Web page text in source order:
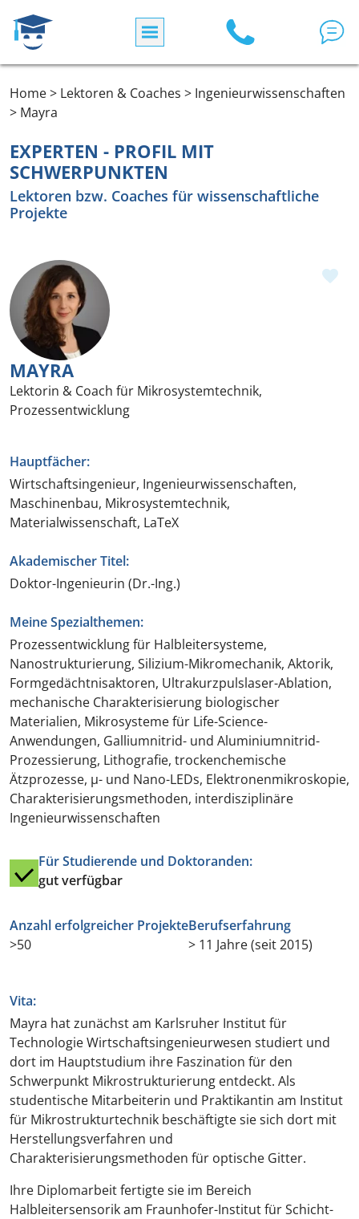
Home > Lektoren & Coaches > Ingenieurwissenschaften
> Mayra
EXPERTEN - PROFIL MIT
SCHWERPUNKTEN
Lektoren bzw. Coaches für wissenschaftliche
Projekte
MAYRA
Lektorin & Coach für Mikrosystemtechnik,
Prozessentwicklung
Hauptfächer:
Wirtschaftsingenieur, Ingenieurwissenschaften,
Maschinenbau, Mikrosystemtechnik,
Materialwissenschaft, LaTeX
Akademischer Titel:
Doktor-Ingenieurin (Dr.-Ing.)
Meine Spezialthemen:
Prozessentwicklung für Halbleitersysteme,
Nanostrukturierung, Silizium-Mikromechanik, Aktorik,
Formgedächtnisaktoren, Ultrakurzpulslaser-Ablation,
mechanische Charakterisierung biologischer
Materialien, Mikrosysteme für Life-Science-
Anwendungen, Galliumnitrid- und Aluminiumnitrid-
Prozessierung, Lithografie, trockenchemische
Ätzprozesse, µ- und Nano-LEDs, Elektronenmikroskopie,
Charakterisierungsmethoden, interdisziplinäre
Ingenieurwissenschaften
Für Studierende und Doktoranden:
gut verfügbar
Anzahl erfolgreicher Projekte
>50
Berufserfahrung
> 11 Jahre (seit 2015)
Vita:
Mayra hat zunächst am Karlsruher Institut für
Technologie Wirtschaftsingenieurwesen studiert und
dort im Hauptstudium ihre Faszination für den
Schwerpunkt Mikrostrukturierung entdeckt. Als
studentische Mitarbeiterin und Praktikantin am Institut
für Mikrostrukturtechnik beschäftigte sie sich dort mit
Herstellungsverfahren und
Charakterisierungsmethoden für optische Gitter.
Ihre Diplomarbeit fertigte sie im Bereich
Halbleitersensorik am Fraunhofer-Institut für Schicht-